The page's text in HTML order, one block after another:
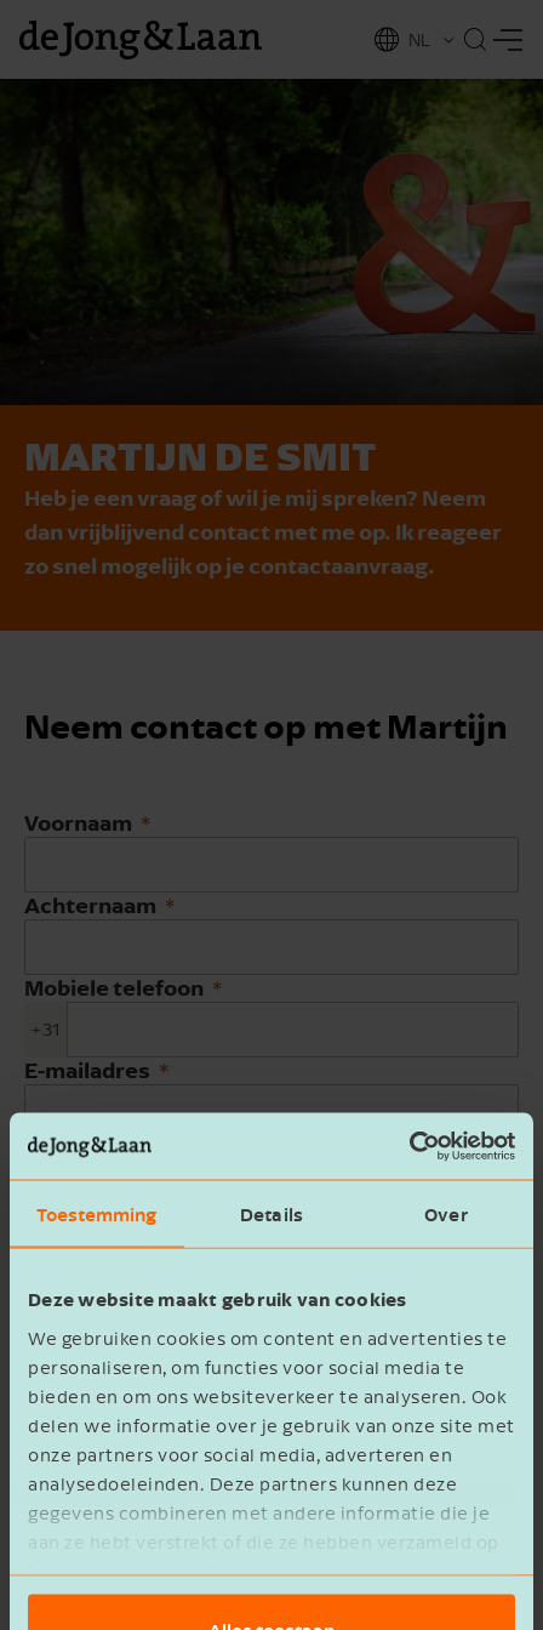
Toestemming Details Over
Deze website maakt gebruik van cookies
We gebruiken cookies om content en advertenties te
personaliseren, om functies voor social media te
bieden en om ons websiteverkeer te analyseren. Ook
delen we informatie over je gebruik van onze site met
onze partners voor social media, adverteren en
analysedoeleinden. Deze partners kunnen deze
gegevens combineren met andere informatie die je
aan ze hebt verstrekt of die ze hebben verzameld op
basis van het gebruik van hun services.
EN
NL
MARTIJN DE SMIT
Heb je een vraag of wil je mij spreken? Neem
dan vrijblijvend contact met me op. Ik reageer
zo snel mogelijk op je contactaanvraag.
Neem contact op met Martijn
Voornaam
Achternaam
Mobiele telefoon
+31
E-mailadres
Bedrijfsnaam
Ik ga akkoord met hetprivacy statement
Verzenden